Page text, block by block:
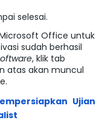
selesai.
Office untuk
sudah berhasil
, klik tab
atas akan muncul
Ujian